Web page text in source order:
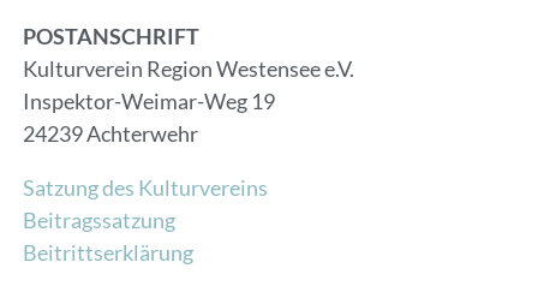
POSTANSCHRIFT
Kulturverein Region Westensee e.V.
Inspektor-Weimar-Weg 19
24239 Achterwehr
Satzung des Kulturvereins
Beitragssatzung
Beitrittserklärung